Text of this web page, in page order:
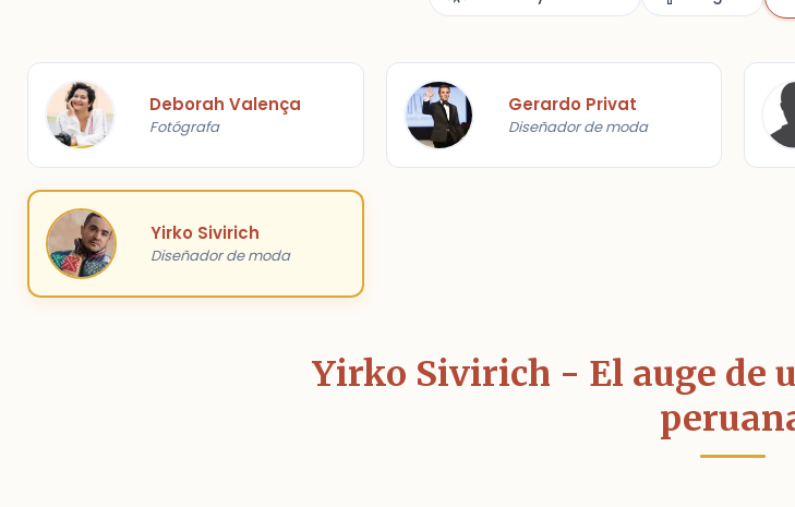
Deborah Valença
Fotógrafa
Gerardo Privat
Diseñador de moda
Yirko Sivirich
Diseñador de moda
Yirko Sivirich - El auge de